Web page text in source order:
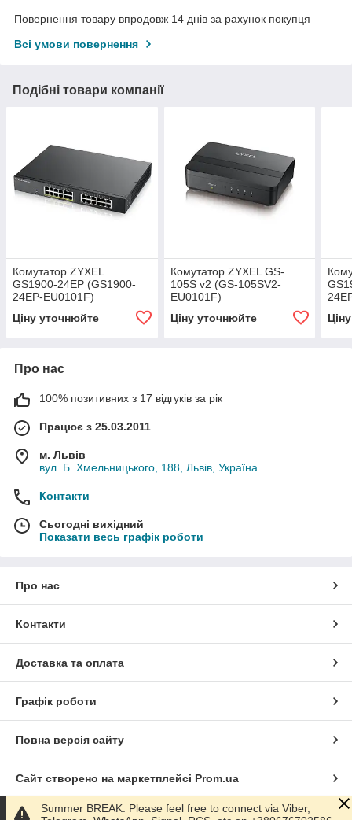
Повернення товару впродовж 14 днів за рахунок покупця
Всі умови повернення
Подібні товари компанії
Комутатор ZYXEL
GS1900-24EP (GS1900-
24EP-EU0101F)
Ціну уточнюйте
Комутатор ZYXEL GS-
105S v2 (GS-105SV2-
EU0101F)
Ціну уточнюйте
Про нас
100% позитивних з 17 відгуків за рік
Працює з 25.03.2011
м. Львів
вул. Б. Хмельницького, 188, Львів, Україна
Контакти
Сьогодні вихідний
Показати весь графік роботи
Про нас
Контакти
Доставка та оплата
Графік роботи
Повна версія сайту
Сайт створено на маркетплейсі Prom.ua
Політика конфіденційності
Summer BREAK. Please feel free to connect via Viber,